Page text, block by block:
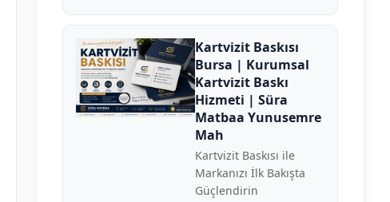
Kartvizit Baskısı
Bursa | Kurumsal
Kartvizit Baskı
Hizmeti | Süra
Matbaa Yunusemre
Mah
Kartvizit Baskısı ile
Markanızı İlk Bakışta
Güçlendirin